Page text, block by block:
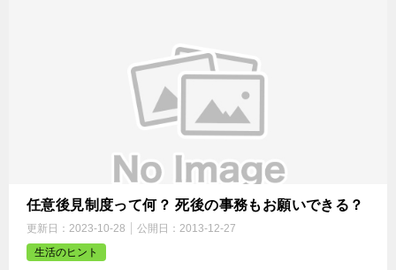
任意後見制度って何？ 死後の事務もお願いできる？
更新日： 2023-10-28 公開日： 2013-12-27
生活のヒント